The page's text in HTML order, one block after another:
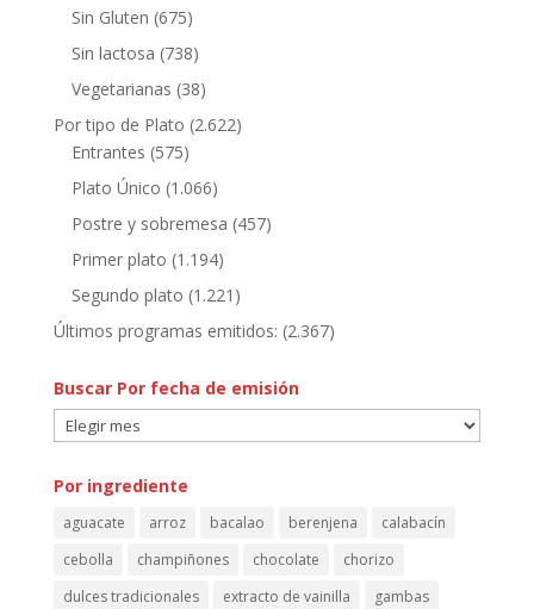
Sin Gluten (675)
Sin lactosa (738)
Vegetarianas (38)
Por tipo de Plato (2.622)
Entrantes (575)
Plato Único (1.066)
Postre y sobremesa (457)
Primer plato (1.194)
Segundo plato (1.221)
Últimos programas emitidos: (2.367)
Buscar Por fecha de emisión
Buscar
Por
fecha
emisión
Por ingrediente
aguacate arroz bacalao berenjena
calabacín
cebolla
champiñones chocolate
chorizo
dulces tradicionales
extracto de vainilla gambas